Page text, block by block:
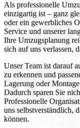
Als professionelle
einzigartig ist – ganz
oder ein gewerbliches
Service und unserer
Ihre Umzugsplanung
sich auf uns verlassen,
Unser Team ist darauf
zu erkennen und
Lagerung oder
Dadurch sparen Sie
Professionelle
uns selbstverständlich,
können.